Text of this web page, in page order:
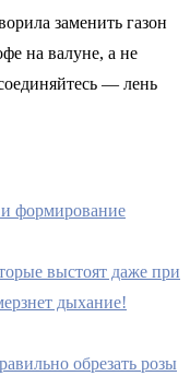
заменить газон
на валуне, а не
— лень
формирование
выстоят даже при
дыхание!
обрезать розы